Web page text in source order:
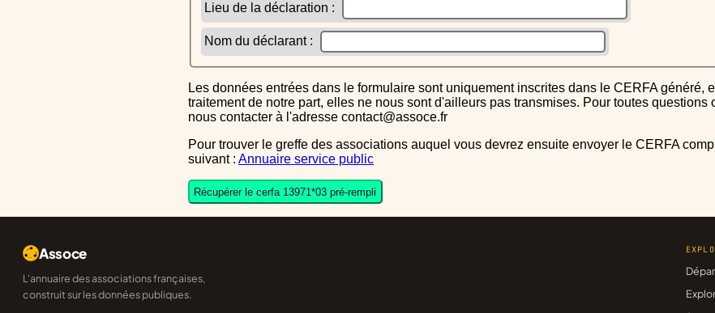
Lieu de la déclaration :
Nom du déclarant :
Les données entrées dans le formulaire sont uniquement inscrites dans le CERFA généré, elles ne font l'objet d'aucun autre
traitement de notre part, elles ne nous sont d'ailleurs pas transmises. Pour toutes questions
nous contacter à l'adresse contact@assoce.fr
Pour trouver le greffe des associations auquel vous devrez ensuite envoyer le CERFA completé, reportez-vous sur l'annuaire
suivant : Annuaire service public
Récupérer le cerfa 13971*03 pré-rempli
Assoce
L'annuaire des associations françaises,
construit sur les données publiques.